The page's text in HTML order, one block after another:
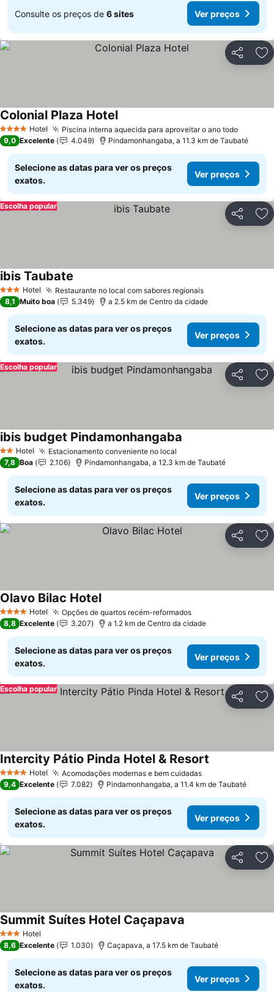
Consulte os preços de 6 sites Ver preços
Partilhar
4 EstrelasHotel Piscina interna aquecida para aproveitar o ano todoVer
Colonial Plaza HotelVer preços
9,0 Excelente 4.049 Pindamonhangaba, a 11.3 km de Taubaté
Selecione as datas para ver os preços
exatos.
Ver preços
Partilhar
Escolha popular
3 EstrelasHotel Restaurante no local com sabores regionaisVer preços
ibis Taubate
8,1 Muito boa 5.349 a 2.5 km de Centro da cidade
Selecione as datas para ver os preços
exatos.
Ver preços
Partilhar
Escolha popular
2 Estrelas
Hotel Estacionamento conveniente no local
ibis budget Pindamonhangaba
7,8 Boa 2.106 Pindamonhangaba, a 12.3 km de Taubaté
Selecione as datas para ver os preços
exatos.
Ver preços
Partilhar
4 EstrelasHotel Opções de quartos recém-reformadosVer preços
Olavo Bilac HotelVer preços
8,8 Excelente 3.207 a 1.2 km de Centro da cidade
Selecione as datas para ver os preços
exatos.
Ver preços
Partilhar
Escolha popular
4 EstrelasHotel Acomodações modernas e bem cuidadasVer preços
Intercity Pátio Pinda Hotel & Resort
9,4 Excelente 7.082 Pindamonhangaba, a 11.4 km de Taubaté
Selecione as datas para ver os preços
exatos.
Ver preços
Partilhar
3 EstrelasHotel
Summit Suítes Hotel Caçapava
8,6 Excelente 1.030 Caçapava, a 17.5 km de Taubaté
Selecione as datas para ver os preços
exatos.
Ver preços